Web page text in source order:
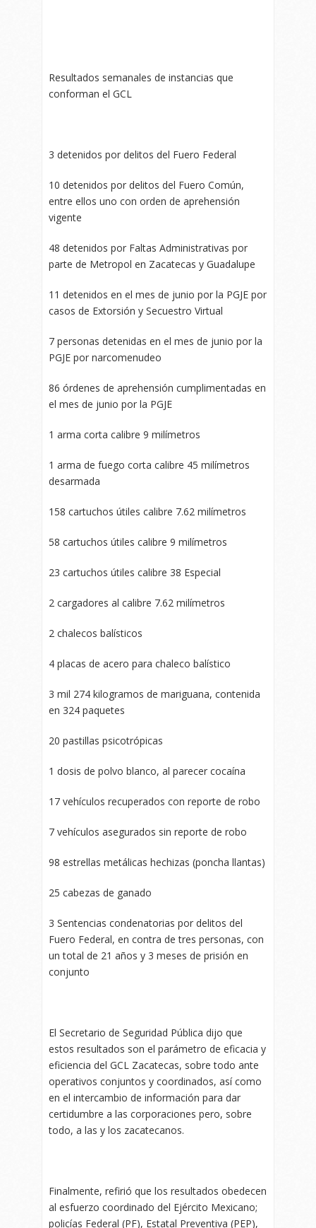
Resultados semanales de instancias que
conforman el GCL
3 detenidos por delitos del Fuero Federal
10 detenidos por delitos del Fuero Común,
entre ellos uno con orden de aprehensión
vigente
48 detenidos por Faltas Administrativas por
parte de Metropol en Zacatecas y Guadalupe
11 detenidos en el mes de junio por la PGJE por
casos de Extorsión y Secuestro Virtual
7 personas detenidas en el mes de junio por la
PGJE por narcomenudeo
86 órdenes de aprehensión cumplimentadas en
el mes de junio por la PGJE
1 arma corta calibre 9 milímetros
1 arma de fuego corta calibre 45 milímetros
desarmada
158 cartuchos útiles calibre 7.62 milímetros
58 cartuchos útiles calibre 9 milímetros
23 cartuchos útiles calibre 38 Especial
2 cargadores al calibre 7.62 milímetros
2 chalecos balísticos
4 placas de acero para chaleco balístico
3 mil 274 kilogramos de mariguana, contenida
en 324 paquetes
20 pastillas psicotrópicas
1 dosis de polvo blanco, al parecer cocaína
17 vehículos recuperados con reporte de robo
7 vehículos asegurados sin reporte de robo
98 estrellas metálicas hechizas (poncha llantas)
25 cabezas de ganado
3 Sentencias condenatorias por delitos del
Fuero Federal, en contra de tres personas, con
un total de 21 años y 3 meses de prisión en
conjunto
El Secretario de Seguridad Pública dijo que
estos resultados son el parámetro de eficacia y
eficiencia del GCL Zacatecas, sobre todo ante
operativos conjuntos y coordinados, así como
en el intercambio de información para dar
certidumbre a las corporaciones pero, sobre
todo, a las y los zacatecanos.
Finalmente, refirió que los resultados obedecen
al esfuerzo coordinado del Ejército Mexicano;
policías Federal (PF), Estatal Preventiva (PEP),